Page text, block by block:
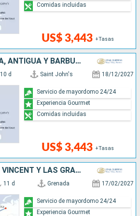
US$ 3,443 +Tasas
Comidas incluidas
FRANCIA, DOMINICA, ANTIGUA Y BARBUDA
10 d Saint John's 18/12/2027
US$ 3,443 +Tasas
Servicio de mayordomo 24/24
Experiencia Gourmet
Comidas incluidas
SANTA LUCIA, SAN VINCENT Y LAS GRANADINAS, TRINIDAD Y TOBAGO, ANTÁRTICO, GRENADA
11 d Grenada 17/02/2027
Servicio de mayordomo 24/24
Experiencia Gourmet